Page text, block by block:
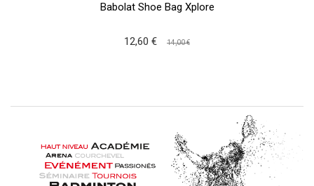
Babolat Shoe Bag Xplore
12,60 € 14,00 €